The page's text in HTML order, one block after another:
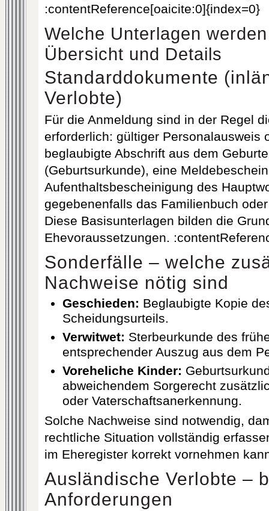
:contentReference[oaicite:0]{index=0}
Welche Unterlagen
Übersicht und Details
Standarddokumente
Verlobte)
Für die Anmeldung sind in der Regel
erforderlich: gültiger Personalausweis
beglaubigte Abschrift aus dem
(Geburtsurkunde), eine
Aufenthaltsbescheinigung des
gegebenenfalls das Familienbuch
Diese Basisunterlagen bilden die
Ehevoraussetzungen.
Sonderfälle – welche
Nachweise nötig sind
Geschieden: Beglaubigte Kopie
Scheidungsurteils.
Verwitwet: Sterbeurkunde des
entsprechender Auszug aus dem
Voreheliche Kinder:
abweichendem Sorgerecht
oder Vaterschaftsanerkennung.
Solche Nachweise sind notwendig,
rechtliche Situation vollständig
im Eheregister korrekt vornehmen
Ausländische Verlobte –
Anforderungen